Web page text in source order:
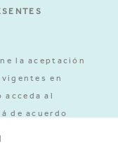
la aceptación
en
acceda al
de acuerdo